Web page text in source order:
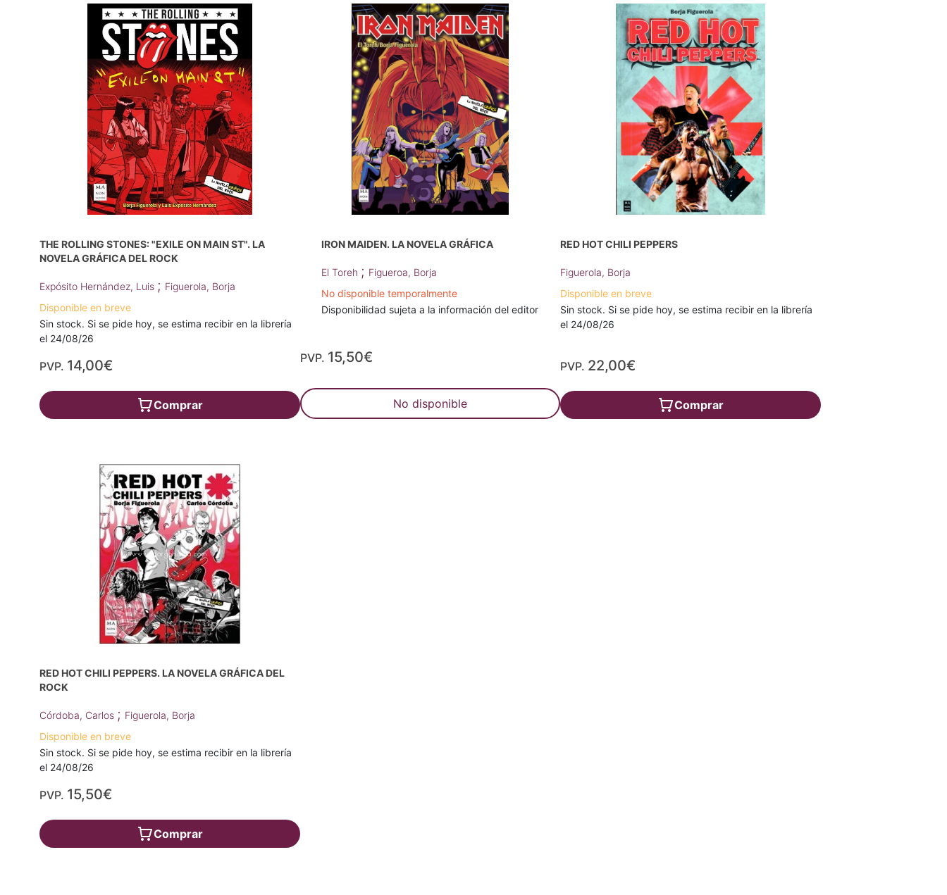
THE ROLLING STONES: "EXILE ON MAIN ST". LA
NOVELA GRÁFICA DEL ROCK
Expósito Hernández, Luis ; Figuerola, Borja
Disponible en breve
Sin stock. Si se pide hoy, se estima recibir en la librería
el 24/08/26
PVP. 14,00€
Comprar
IRON MAIDEN. LA NOVELA GRÁFICA
El Toreh ; Figueroa, Borja
No disponible temporalmente
Disponibilidad sujeta a la información del editor
PVP. 15,50€
No disponible
RED HOT CHILI PEPPERS
Figuerola, Borja
Disponible en breve
Sin stock. Si se pide hoy, se estima recibir en la librería
el 24/08/26
PVP. 22,00€
Comprar
RED HOT CHILI PEPPERS. LA NOVELA GRÁFICA DEL
ROCK
Córdoba, Carlos ; Figuerola, Borja
Disponible en breve
Sin stock. Si se pide hoy, se estima recibir en la librería
el 24/08/26
PVP. 15,50€
Comprar